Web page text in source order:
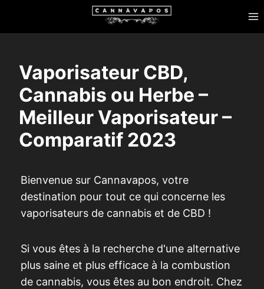
Vaporisateur CBD,
Cannabis ou Herbe –
Meilleur Vaporisateur –
Comparatif 2023
Bienvenue sur Cannavapos, votre
destination pour tout ce qui concerne les
vaporisateurs de cannabis et de CBD !
Si vous êtes à la recherche d'une alternative
plus saine et plus efficace à la combustion
de cannabis, vous êtes au bon endroit. Chez